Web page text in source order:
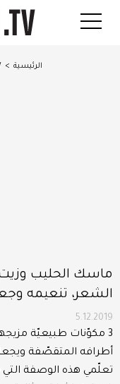
الرئيسية >
ماسك الحليب
الشعر، تنعيمه
5.12.2019
3 مكوّنات طبيعيّة
أطرافه المتقصّفة
تعلّمي هذه الوصفة